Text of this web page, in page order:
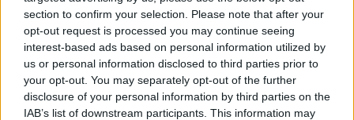
section to confirm your selection. Please note that after your
opt-out request is processed you may continue seeing
interest-based ads based on personal information utilized by
us or personal information disclosed to third parties prior to
your opt-out. You may separately opt-out of the further
disclosure of your personal information by third parties on the
IAB’s list of downstream participants. This information may